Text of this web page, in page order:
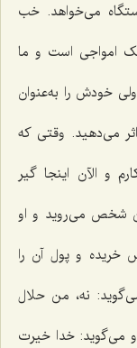
می‌خواهد. خب
امواجی است و ما
ولی خودش را به‌عنوان
می‌دهید. وقتی که
و الآن اینجا گیر
شخص می‌روید و او
خریده و پول آن را
نه، من حلال
می‌گوید: خدا خیرت